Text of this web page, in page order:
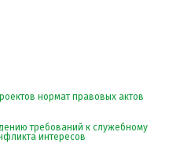
нормат правовых актов
требований к служебному
интересов